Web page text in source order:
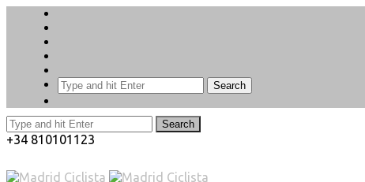
Search
Search
+34 810101123